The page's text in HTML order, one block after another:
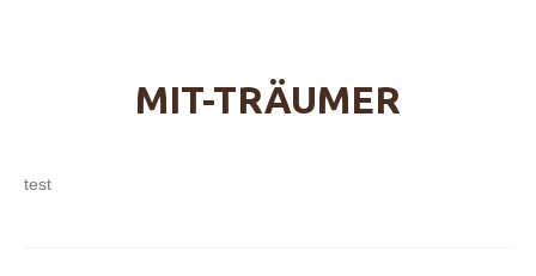
MIT-TRÄUMER
test